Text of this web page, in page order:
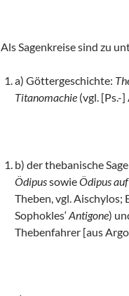
Als Sagenkreise sind zu
a) Göttergeschichte:
Titanomachie (vgl. [Ps.-]
b) der thebanische
ÖdipussowieÖdipus
Theben, vgl. Aischylos;
Sophokles‘Antigone)
Thebenfahrer [aus